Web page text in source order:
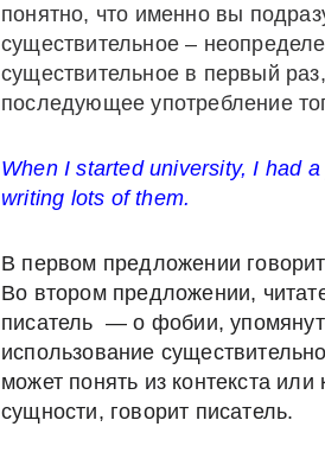
понятно, что именно вы
существительное –
существительное в первый
последующее употребление
When I started university, I had
writing lots of them.
В первом предложении
Во втором предложении,
писатель — о фобии,
использование
может понять из контекста или
сущности, говорит писатель.